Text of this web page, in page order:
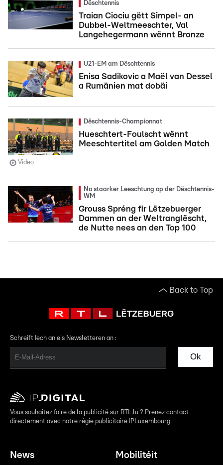
Dëschtennis
Traian Ciociu gëtt Simpel- an
Dubbel-Weltmeeschter, Val
Langehegermann wënnt Bronze
U21-EM am Dëschtennis
Enisa Sadikovic a Maël van Dessel
a Rumänien mat dobäi
Dëschtennis-Championnat
Hueschtert-Foulscht wënnt
Meeschtertitel am Golden Match
Video
No staarker Leeschtung op der Dëschtennis-
WM
Grouss Spréng fir Lëtzebuerger
Dammen an der Weltranglëscht,
de Nutte nees an den Top 100
Back to Top
Schreift Iech an eis Newsletteren an :
Ok
Vous souhaitez faire de la publicité sur RTL.lu ? Prenez contact
directement avec notre régie publicitaire IPLuxembourg
News Mobilitéit